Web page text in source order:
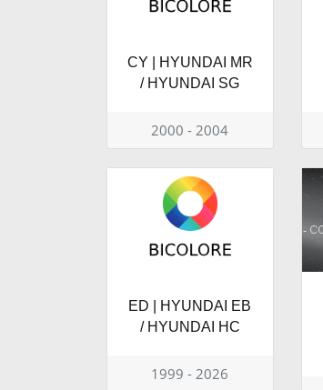
CY | HYUNDAI MR
/ HYUNDAI SG
2000 - 2004
ED | HYUNDAI EB
/ HYUNDAI HC
1999 - 2026